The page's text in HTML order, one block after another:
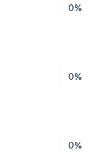
0%
0%
0%